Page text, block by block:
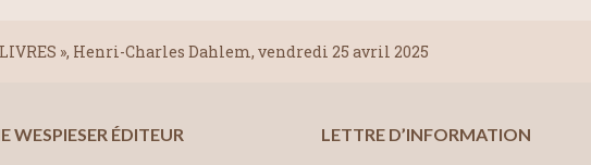
LIVRES », Henri-Charles Dahlem, vendredi 25 avril 2025
WESPIESER ÉDITEUR LETTRE D’INFORMATION